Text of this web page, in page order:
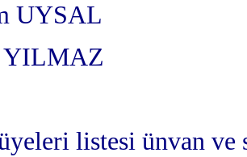
UYSAL
YILMAZ
listesi ünvan ve